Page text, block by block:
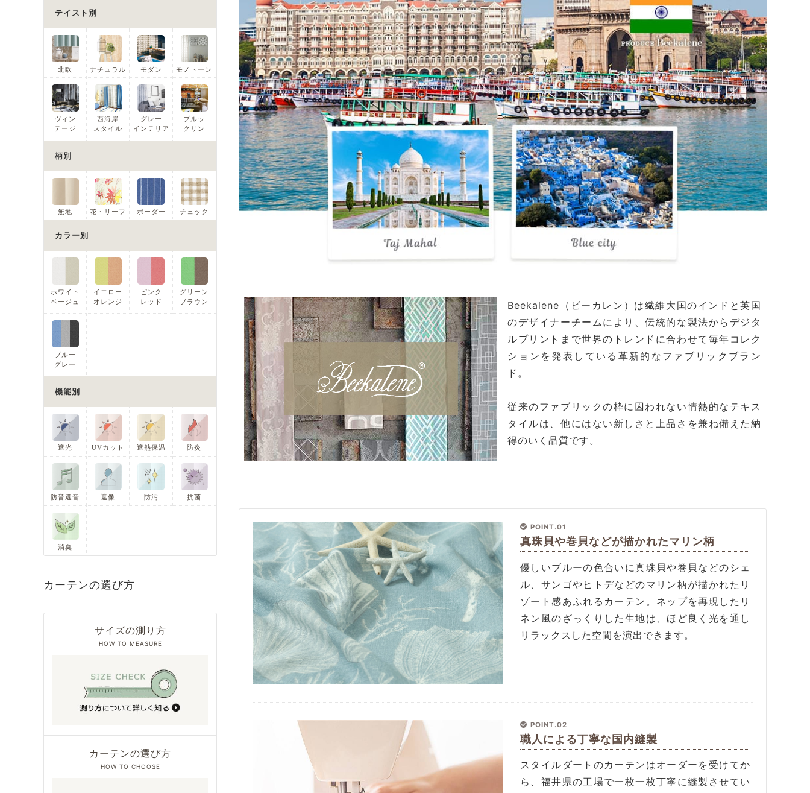
Beekalene（ビーカレン）は繊維大国のインドと英国
のデザイナーチームにより、伝統的な製法からデジタ
ルプリントまで世界のトレンドに合わせて毎年コレク
ションを発表している革新的なファブリックブラン
ド。
従来のファブリックの枠に囚われない情熱的なテキス
タイルは、他にはない新しさと上品さを兼ね備えた納
得のいく品質です。
POINT.01
真珠貝や巻貝などが描かれたマリン柄
優しいブルーの色合いに真珠貝や巻貝などのシェ
ル、サンゴやヒトデなどのマリン柄が描かれたリ
ゾート感あふれるカーテン。ネップを再現したリ
ネン風のざっくりした生地は、ほど良く光を通し
リラックスした空間を演出できます。
POINT.02
職人による丁寧な国内縫製
スタイルダートのカーテンはオーダーを受けてか
ら、福井県の工場で一枚一枚丁寧に縫製させてい
テイスト別
北欧 ナチュラル モダン モノトーン
ヴィン
テージ
西海岸
スタイル
グレー
インテリア
ブルッ
クリン
柄別
無地 花・リーフ ボーダー チェック
カラー別
ホワイト
ベージュ
イエロー
オレンジ
ピンク
レッド
グリーン
ブラウン
ブルー
グレー
機能別
遮光 UVカット 遮熱保温 防炎
防音遮音 遮像 防汚 抗菌
消臭
カーテンの選び方
サイズの測り方
HOW TO MEASURE
カーテンの選び方
HOW TO CHOOSE